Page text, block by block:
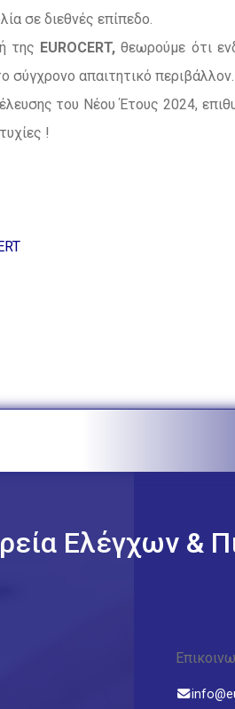
σε διεθνές επίπεδο.
της EUROCERT, θεωρούμε ότι
σύγχρονο απαιτητικό περιβάλλον.
του Νέου Έτους 2024,
!
Ελέγχων &